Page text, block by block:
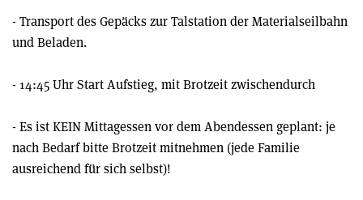
- Transport des Gepäcks zur Talstation der Materialseilbahn
und Beladen.
- 14:45 Uhr Start Aufstieg, mit Brotzeit zwischendurch
- Es ist KEIN Mittagessen vor dem Abendessen geplant: je
nach Bedarf bitte Brotzeit mitnehmen (jede Familie
ausreichend für sich selbst)!